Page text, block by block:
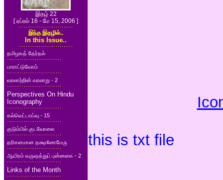
இதழ் 22
[ ஏப்ரல் 16 - மே 15, 2006 ]
இந்த இதழில்..
In this Issue..
தமிழகத் தேர்தல்
பாராட்டுவோம்
வரலாற்றின் வரலாறு - 2
Perspectives On Hindu
Iconography
கல்வெட்டாய்வு - 15
குடும்பில் குடவோலை
தரிசனமான தக்ஷ¢ணமேரு
ஆயிரம் வருஷத்துப் புன்னகை - 2
Links of the Month
this is txt file